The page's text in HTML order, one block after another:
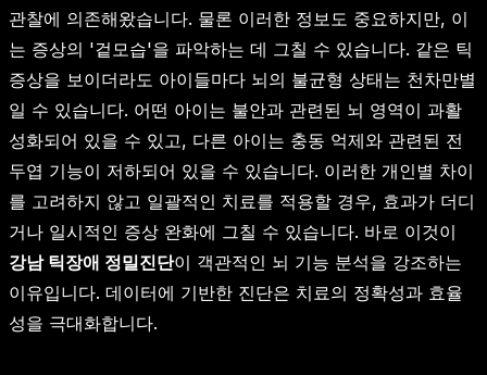
관찰에 의존해왔습니다. 물론 이러한 정보도 중요하지만, 이
는 증상의 '겉모습'을 파악하는 데 그칠 수 있습니다. 같은 틱
증상을 보이더라도 아이들마다 뇌의 불균형 상태는 천차만별
일 수 있습니다. 어떤 아이는 불안과 관련된 뇌 영역이 과활
성화되어 있을 수 있고, 다른 아이는 충동 억제와 관련된 전
두엽 기능이 저하되어 있을 수 있습니다. 이러한 개인별 차이
를 고려하지 않고 일괄적인 치료를 적용할 경우, 효과가 더디
거나 일시적인 증상 완화에 그칠 수 있습니다. 바로 이것이
강남 틱장애 정밀진단이 객관적인 뇌 기능 분석을 강조하는
이유입니다. 데이터에 기반한 진단은 치료의 정확성과 효율
성을 극대화합니다.